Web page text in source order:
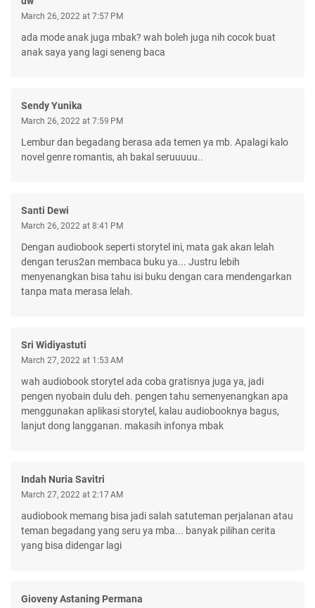
March 26, 2022 at 7:57 PM
ada mode anak juga mbak? wah boleh juga nih cocok buat
anak saya yang lagi seneng baca
Sendy Yunika
March 26, 2022 at 7:59 PM
Lembur dan begadang berasa ada temen ya mb. Apalagi kalo
novel genre romantis, ah bakal seruuuuu..
Santi Dewi
March 26, 2022 at 8:41 PM
Dengan audiobook seperti storytel ini, mata gak akan lelah
dengan terus2an membaca buku ya... Justru lebih
menyenangkan bisa tahu isi buku dengan cara mendengarkan
tanpa mata merasa lelah.
Sri Widiyastuti
March 27, 2022 at 1:53 AM
wah audiobook storytel ada coba gratisnya juga ya, jadi
pengen nyobain dulu deh. pengen tahu semenyenangkan apa
menggunakan aplikasi storytel, kalau audiobooknya bagus,
lanjut dong langganan. makasih infonya mbak
Indah Nuria Savitri
March 27, 2022 at 2:17 AM
audiobook memang bisa jadi salah satuteman perjalanan atau
teman begadang yang seru ya mba... banyak pilihan cerita
yang bisa didengar lagi
Gioveny Astaning Permana